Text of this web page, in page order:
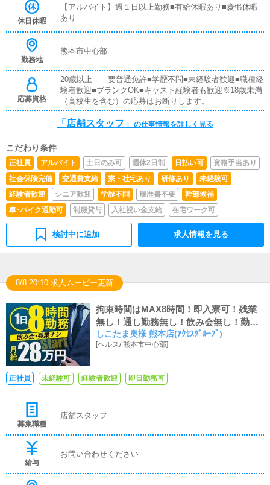
アルや先輩スタッフに気軽に聞ける環境ですので、未経験
でも安心して働けます。■キャスト管理お店で働いていた
行っていただきます。■PC更新業務ヘブンネットなど、ポ
す。キャストの出勤情報やイベント、求人ブログの作成と
なります。基本的にはボタンを押すだけや、ブログの更新
時に簡単に文字が入力出来れば問題ありません。PCが苦
手な人でも簡単にできます。■清掃・備品管理お客様やキ
備品の管理・補充を行っていただきます。■企画の立案店
上】【キャストの方の入店数の増加】など、売上UPに繋
がる施策の提案を行っていただきます。
休日休暇
【アルバイト】週１日以上勤務■有給休暇あり■慶弔休暇
あり
勤務地
熊本市中心部
応募資格
20歳以上 要普通免許■学歴不問■未経験者歓迎■職種経
験者歓迎■ブランクOK■キャスト経験者も歓迎※18歳未満
（高校生を含む）の応募はお断りします。
「店舗スタッフ」 の仕事情報を詳しく見る
こだわり条件
正社員 アルバイト 土日のみ可 週休2日制 日払い可
資格手当あり
社会保険完備
交通費支給 寮・社宅あり 研修あり
未経験可
経験者歓迎
シニア歓迎 学歴不問 履歴書不要
幹部候補
車･バイク通勤可
制服貸与 入社祝い金支給 在宅ワーク可
検討中に追加 求人情報を見る
8/8 20:10 求人ムービー更新
拘束時間はMAX8時間！即入寮可！残業
無し！通し勤務無し！飲み会無し！勤務
初日からインセンティブ制度あります♪
しこたま奥様 熊本店(ｱｸｾｽｸﾞﾙｰﾌﾟ)
[ヘルス/熊本市中心部]
正社員 未経験可 経験者歓迎 即日勤務可
募集職種
店舗スタッフ
給与
お問い合わせください